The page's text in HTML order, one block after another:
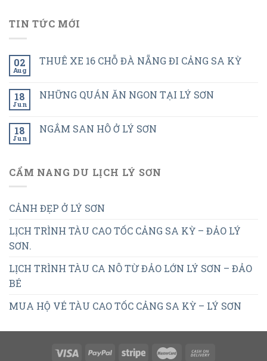
TIN TỨC MỚI
02
Aug
THUÊ XE 16 CHỖ ĐÀ NẴNG ĐI CẢNG SA KỲ
18
Jun
NHỮNG QUÁN ĂN NGON TẠI LÝ SƠN
18
Jun
NGẮM SAN HÔ Ở LÝ SƠN
CẨM NANG DU LỊCH LÝ SƠN
CẢNH ĐẸP Ở LÝ SƠN
LỊCH TRÌNH TÀU CAO TỐC CẢNG SA KỲ – ĐẢO LÝ
SƠN.
LỊCH TRÌNH TÀU CA NÔ TỪ ĐẢO LỚN LÝ SƠN – ĐẢO
BÉ
MUA HỘ VÉ TÀU CAO TỐC CẢNG SA KỲ – LÝ SƠN